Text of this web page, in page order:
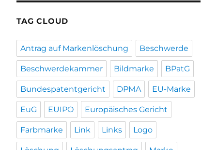
TAG CLOUD
Antrag auf Markenlöschung Beschwerde
Beschwerdekammer Bildmarke BPatG
Bundespatentgericht DPMA EU-Marke
EuG EUIPO Europäisches Gericht
Farbmarke Link Links Logo